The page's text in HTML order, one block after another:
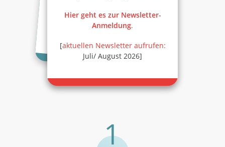
Hier geht es zur Newsletter-
Anmeldung.
[aktuellen Newsletter aufrufen:
Juli/ August 2026]